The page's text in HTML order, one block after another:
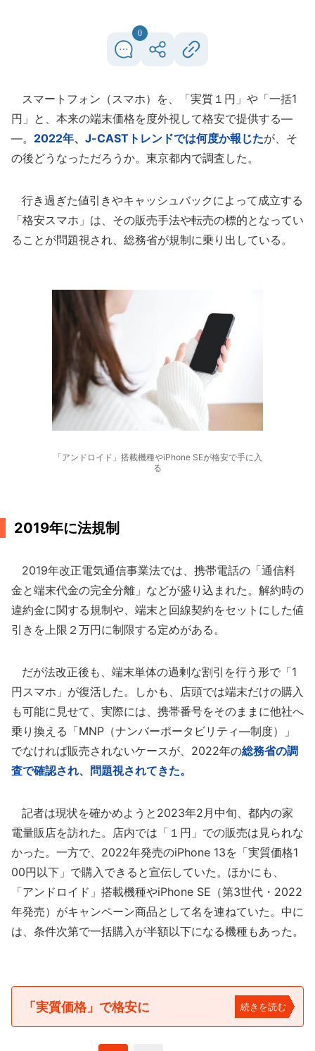
0
スマートフォン（スマホ）を、「実質１円」や「一括1
円」と、本来の端末価格を度外視して格安で提供する―
―。 2022年、J-CASTトレンドでは何度か報じたが、そ
の後どうなっただろうか。東京都内で調査した。
行き過ぎた値引きやキャッシュバックによって成立する
「格安スマホ」は、その販売手法や転売の標的となってい
ることが問題視され、総務省が規制に乗り出している。
「アンドロイド」搭載機種やiPhone SEが格安で手に入
る
2019年に法規制
2019年改正電気通信事業法では、携帯電話の「通信料
金と端末代金の完全分離」などが盛り込まれた。解約時の
違約金に関する規制や、端末と回線契約をセットにした値
引きを上限２万円に制限する定めがある。
だが法改正後も、端末単体の過剰な割引を行う形で「1
円スマホ」が復活した。しかも、店頭では端末だけの購入
も可能に見せて、実際には、携帯番号をそのままに他社へ
乗り換える「MNP（ナンバーポータビリティ―制度）」
でなければ販売されないケースが、2022年の総務省の調
査で確認され、問題視されてきた。
記者は現状を確かめようと2023年2月中旬、都内の家
電量販店を訪れた。店内では「１円」での販売は見られな
かった。一方で、2022年発売のiPhone 13を「実質価格1
00円以下」で購入できると宣伝していた。ほかにも、
「アンドロイド」搭載機種やiPhone SE（第3世代・2022
年発売）がキャンペーン商品として名を連ねていた。中に
は、条件次第で一括購入が半額以下になる機種もあった。
「実質価格」で格安に 続きを読む